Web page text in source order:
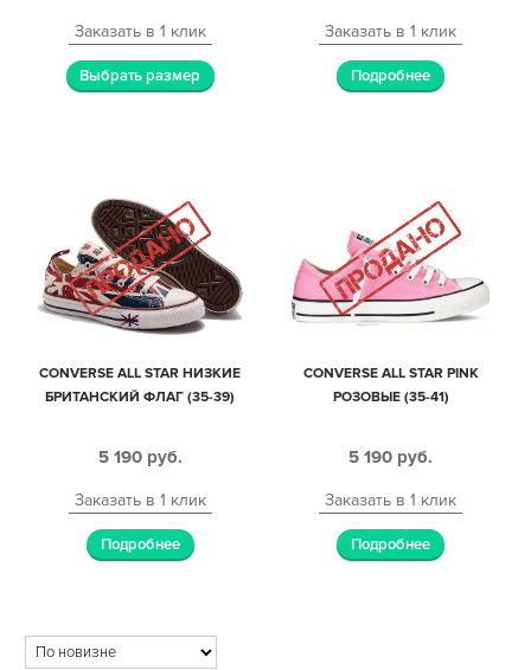
Заказать в 1 клик
Выбрать размер
Заказать в 1 клик
Подробнее
CONVERSE ALL STAR НИЗКИЕ
БРИТАНСКИЙ ФЛАГ (35-39)
5 190 руб.
Заказать в 1 клик
Подробнее
CONVERSE ALL STAR PINK
РОЗОВЫЕ (35-41)
5 190 руб.
Заказать в 1 клик
Подробнее